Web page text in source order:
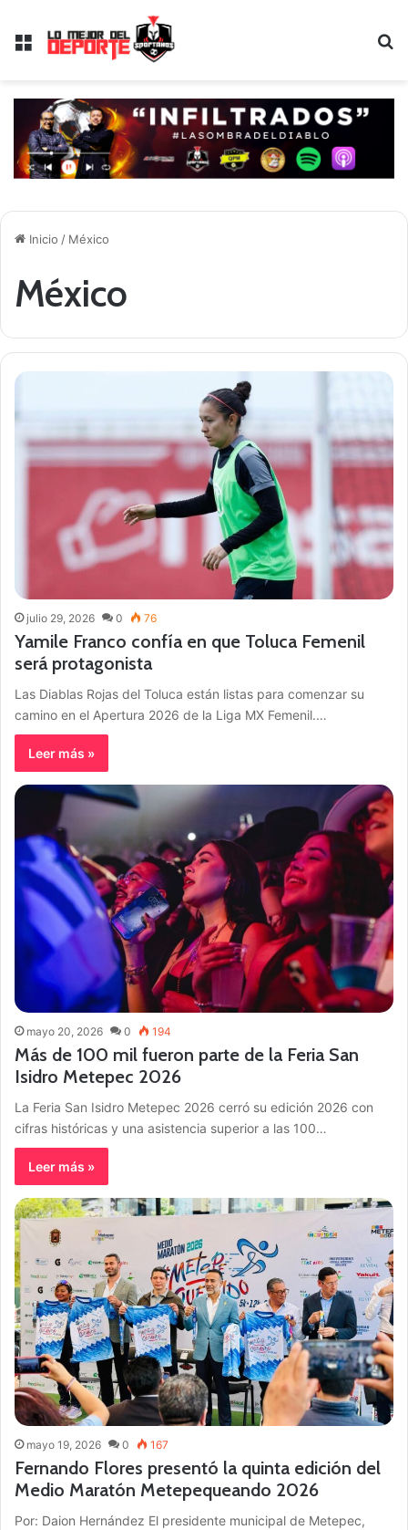
Menú
Inicio / México
México
julio 29, 2026 0 76
Yamile Franco confía en que Toluca Femenil
será protagonista
Las Diablas Rojas del Toluca están listas para comenzar su
camino en el Apertura 2026 de la Liga MX Femenil.…
Leer más »
mayo 20, 2026 0 194
Más de 100 mil fueron parte de la Feria San
Isidro Metepec 2026
La Feria San Isidro Metepec 2026 cerró su edición 2026 con
cifras históricas y una asistencia superior a las 100…
Leer más »
mayo 19, 2026 0 167
Fernando Flores presentó la quinta edición del
Medio Maratón Metepequeando 2026
Por: Daion Hernández El presidente municipal de Metepec,